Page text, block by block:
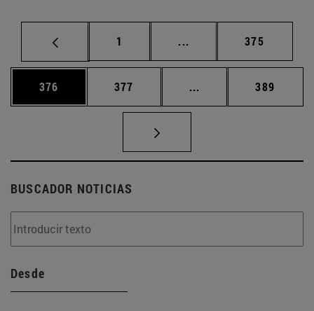
Página
1 ... Páginas intermedias
Página
375
Página
376 Página
377 ... Páginas intermedias
Página
389
BUSCADOR NOTICIAS
Desde